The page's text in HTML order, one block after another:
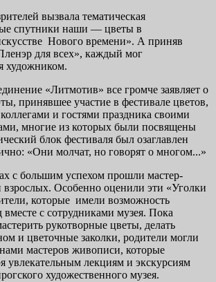
вызвала тематическая
спутники наши — цветы в
Нового времени». А приняв
для всех», каждый мог
художником.
«Литмотив» все громче заявляет о
принявшее участие в фестивале цветов,
и гостями праздника своими
многие из которых были посвящены
блок фестиваля был озаглавлен
«Они молчат, но говорят о многом...»
с большим успехом прошли мастер-
взрослых. Особенно оценили эти «Уголки
которые имели возможность
вместе с сотрудниками музея. Пока
рукотворные цветы, делать
и цветочные заколки, родители могли
мастеров живописи, которые
увлекательным лекциям и экскурсиям
художественного музея.